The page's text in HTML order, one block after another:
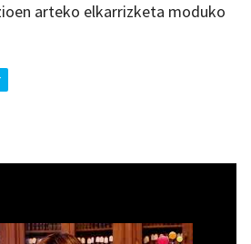
arteko elkarrizketa moduko